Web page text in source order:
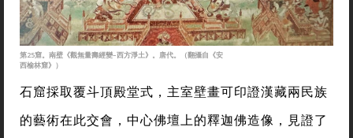
第25窟。南壁《觀無量壽經變–西方淨土》。唐代。（翻攝自《安
西榆林窟》）
石窟採取覆斗頂殿堂式，主室壁畫可印證漢藏兩民族
的藝術在此交會，中心佛壇上的釋迦佛造像，見證了